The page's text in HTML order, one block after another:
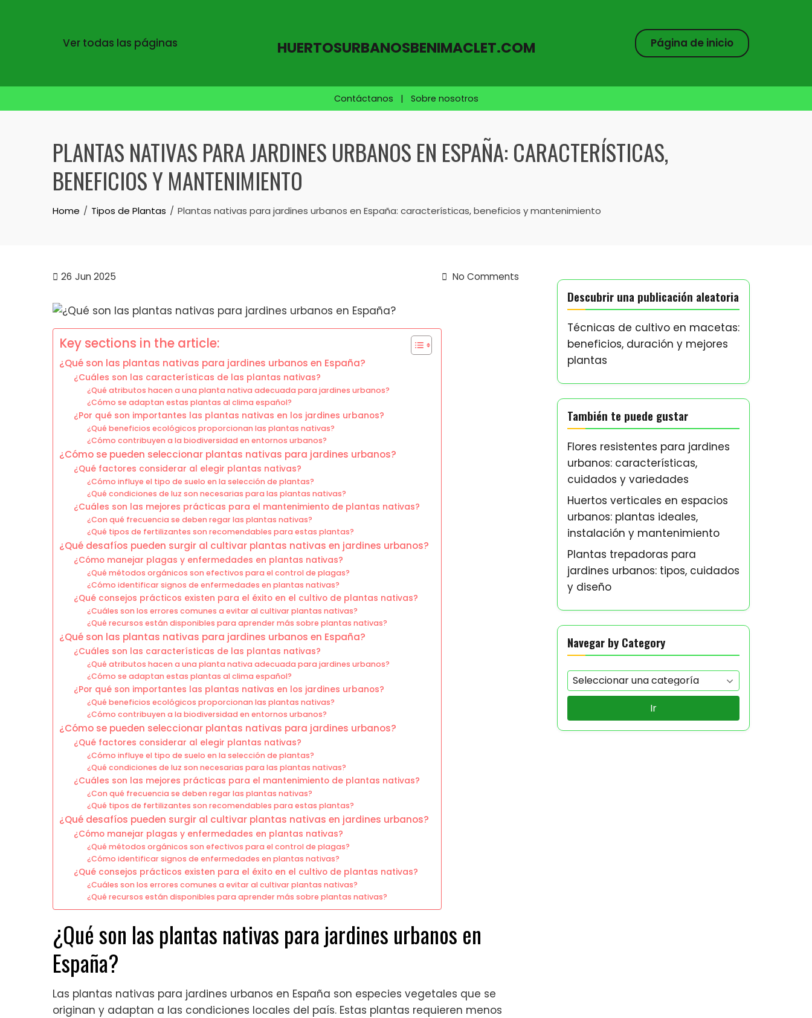
Ver todas las páginas HUERTOSURBANOSBENIMACLET.COM Página de inicio
Contáctanos | Sobre nosotros
PLANTAS NATIVAS PARA JARDINES URBANOS EN ESPAÑA: CARACTERÍSTICAS,
BENEFICIOS Y MANTENIMIENTO
Home Tipos de Plantas Plantas nativas para jardines urbanos en España: características, beneficios y mantenimiento
26 Jun 2025 No Comments
Key sections in the article:
¿Qué son las plantas nativas para jardines urbanos en España?
¿Cuáles son las características de las plantas nativas?
¿Qué atributos hacen a una planta nativa adecuada para jardines urbanos?
¿Cómo se adaptan estas plantas al clima español?
¿Por qué son importantes las plantas nativas en los jardines urbanos?
¿Qué beneficios ecológicos proporcionan las plantas nativas?
¿Cómo contribuyen a la biodiversidad en entornos urbanos?
¿Cómo se pueden seleccionar plantas nativas para jardines urbanos?
¿Qué factores considerar al elegir plantas nativas?
¿Cómo influye el tipo de suelo en la selección de plantas?
¿Qué condiciones de luz son necesarias para las plantas nativas?
¿Cuáles son las mejores prácticas para el mantenimiento de plantas nativas?
¿Con qué frecuencia se deben regar las plantas nativas?
¿Qué tipos de fertilizantes son recomendables para estas plantas?
¿Qué desafíos pueden surgir al cultivar plantas nativas en jardines urbanos?
¿Cómo manejar plagas y enfermedades en plantas nativas?
¿Qué métodos orgánicos son efectivos para el control de plagas?
¿Cómo identificar signos de enfermedades en plantas nativas?
¿Qué consejos prácticos existen para el éxito en el cultivo de plantas nativas?
¿Cuáles son los errores comunes a evitar al cultivar plantas nativas?
¿Qué recursos están disponibles para aprender más sobre plantas nativas?
¿Qué son las plantas nativas para jardines urbanos en España?
¿Cuáles son las características de las plantas nativas?
¿Qué atributos hacen a una planta nativa adecuada para jardines urbanos?
¿Cómo se adaptan estas plantas al clima español?
¿Por qué son importantes las plantas nativas en los jardines urbanos?
¿Qué beneficios ecológicos proporcionan las plantas nativas?
¿Cómo contribuyen a la biodiversidad en entornos urbanos?
¿Cómo se pueden seleccionar plantas nativas para jardines urbanos?
¿Qué factores considerar al elegir plantas nativas?
¿Cómo influye el tipo de suelo en la selección de plantas?
¿Qué condiciones de luz son necesarias para las plantas nativas?
¿Cuáles son las mejores prácticas para el mantenimiento de plantas nativas?
¿Con qué frecuencia se deben regar las plantas nativas?
¿Qué tipos de fertilizantes son recomendables para estas plantas?
¿Qué desafíos pueden surgir al cultivar plantas nativas en jardines urbanos?
¿Cómo manejar plagas y enfermedades en plantas nativas?
¿Qué métodos orgánicos son efectivos para el control de plagas?
¿Cómo identificar signos de enfermedades en plantas nativas?
¿Qué consejos prácticos existen para el éxito en el cultivo de plantas nativas?
¿Cuáles son los errores comunes a evitar al cultivar plantas nativas?
¿Qué recursos están disponibles para aprender más sobre plantas nativas?
¿Qué son las plantas nativas para jardines urbanos en
España?
Las plantas nativas para jardines urbanos en España son especies vegetales que se
originan y adaptan a las condiciones locales del país. Estas plantas requieren menos
Descubrir una publicación aleatoria
Técnicas de cultivo en macetas:
beneficios, duración y mejores
plantas
También te puede gustar
Flores resistentes para jardines
urbanos: características,
cuidados y variedades
Huertos verticales en espacios
urbanos: plantas ideales,
instalación y mantenimiento
Plantas trepadoras para
jardines urbanos: tipos, cuidados
y diseño
Navegar by Category
Ir